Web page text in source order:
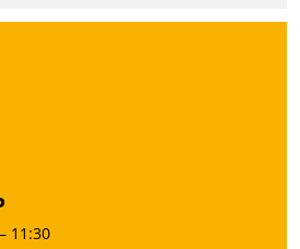
und automatisierte
– 11:30